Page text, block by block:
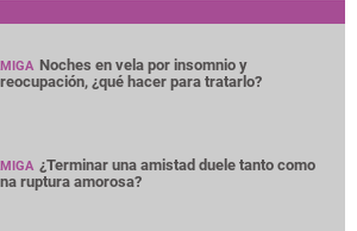
Noches en vela por insomnio y
¿qué hacer para tratarlo?
¿Terminar una amistad duele tanto como
ruptura amorosa?